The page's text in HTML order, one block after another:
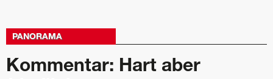
PANORAMA
Kommentar: Hart aber